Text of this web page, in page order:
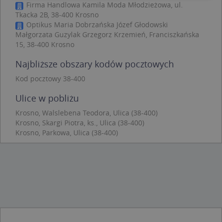
Firma Handlowa Kamila Moda Młodzieżowa, ul.
Tkacka 2B, 38-400 Krosno
Optikus Maria Dobrzańska Józef Głodowski
Małgorzata Guzylak Grzegorz Krzemień, Franciszkańska
15, 38-400 Krosno
Najbliższe obszary kodów pocztowych
Kod pocztowy 38-400
Ulice w pobliżu
Krosno, Walslebena Teodora, Ulica (38-400)
Krosno, Skargi Piotra, ks., Ulica (38-400)
Krosno, Parkowa, Ulica (38-400)
Niezbędne Wydajność
Funkcjonalność
Niesklasyfikowane
Niezbędne pliki cookie umożliwiają korzystanie z
jak logowanie użytkownika i zarządzanie kontem.
prawidłowo korzystać ze strony internetowej.
Nazwa
APPSESSID .targeo.pl
CookieScriptConsent
CookieScript
to